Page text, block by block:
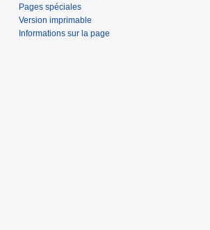
Pages spéciales
Version imprimable
Informations sur la page